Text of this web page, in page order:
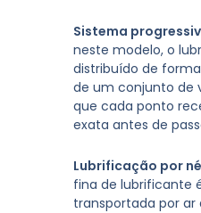
Sistema
neste modelo, o
distribuído de
de um conjunto de
que cada ponto
exata antes de
Lubrificação por
fina de lubrificante
transportada por ar